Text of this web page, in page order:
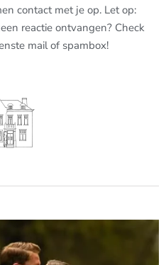
contact met je op. Let op:
reactie ontvangen? Check
mail of spambox!